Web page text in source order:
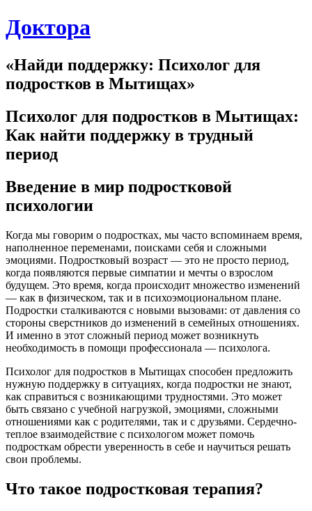
Skip
to
Доктора
«Найди поддержку: Психолог для
подростков в Мытищах»
Психолог для подростков в Мытищах:
Как найти поддержку в трудный
период
Введение в мир подростковой
психологии
Когда мы говорим о подростках, мы часто вспоминаем время,
наполненное переменами, поисками себя и сложными
эмоциями. Подростковый возраст — это не просто период,
когда появляются первые симпатии и мечты о взрослом
будущем. Это время, когда происходит множество изменений
— как в физическом, так и в психоэмоциональном плане.
Подростки сталкиваются с новыми вызовами: от давления со
стороны сверстников до изменений в семейных отношениях.
И именно в этот сложный период может возникнуть
необходимость в помощи профессионала — психолога.
Психолог для подростков в Мытищах способен предложить
нужную поддержку в ситуациях, когда подростки не знают,
как справиться с возникающими трудностями. Это может
быть связано с учебной нагрузкой, эмоциями, сложными
отношениями как с родителями, так и с друзьями. Сердечно-
теплое взаимодействие с психологом может помочь
подросткам обрести уверенность в себе и научиться решать
свои проблемы.
Что такое подростковая терапия?